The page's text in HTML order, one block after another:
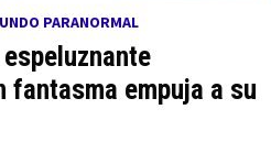
PARANORMAL
fantasma empuja a su